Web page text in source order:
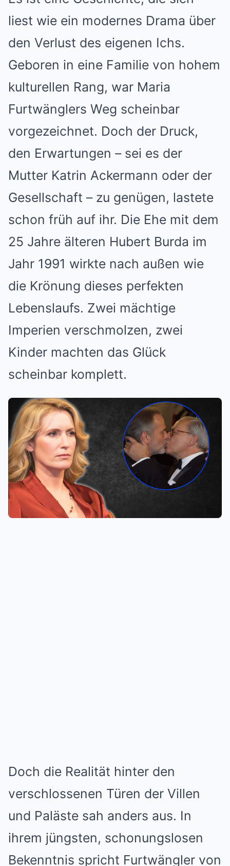
liest wie ein modernes Drama über
den Verlust des eigenen Ichs.
Geboren in eine Familie von hohem
kulturellen Rang, war Maria
Furtwänglers Weg scheinbar
vorgezeichnet. Doch der Druck,
den Erwartungen – sei es der
Mutter Katrin Ackermann oder der
Gesellschaft – zu genügen, lastete
schon früh auf ihr. Die Ehe mit dem
25 Jahre älteren Hubert Burda im
Jahr 1991 wirkte nach außen wie
die Krönung dieses perfekten
Lebenslaufs. Zwei mächtige
Imperien verschmolzen, zwei
Kinder machten das Glück
scheinbar komplett.
Doch die Realität hinter den
verschlossenen Türen der Villen
und Paläste sah anders aus. In
ihrem jüngsten, schonungslosen
Bekenntnis spricht Furtwängler von